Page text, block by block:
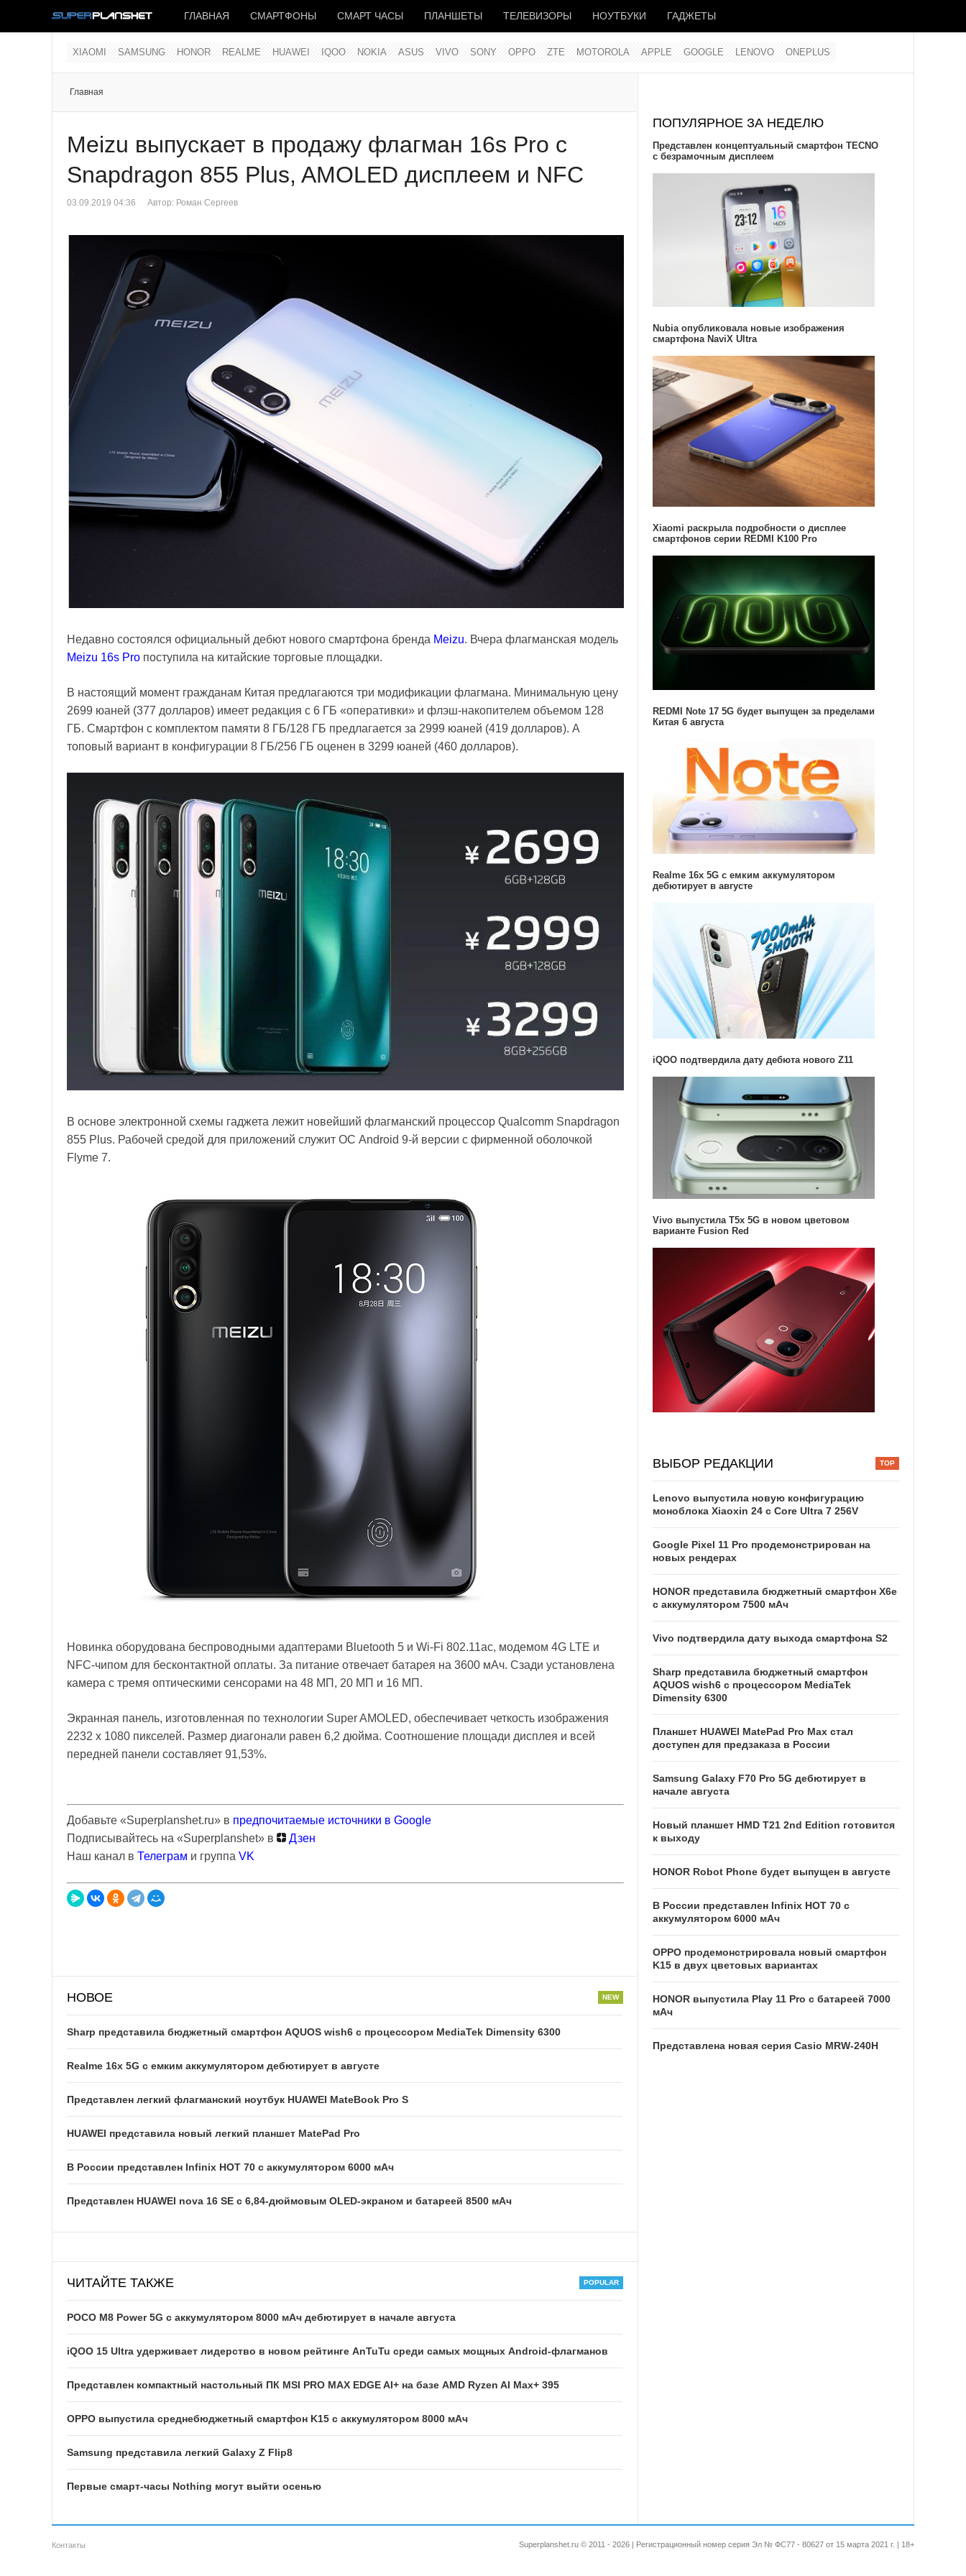
ГЛАВНАЯ СМАРТФОНЫ СМАРТ ЧАСЫ ПЛАНШЕТЫ ТЕЛЕВИЗОРЫ НОУТБУКИ ГАДЖЕТЫ
XIAOMI SAMSUNG HONOR REALME HUAWEI IQOO NOKIA ASUS VIVO SONY OPPO ZTE MOTOROLA APPLE GOOGLE LENOVO ONEPLUS
Главная
Meizu выпускает в продажу флагман 16s Pro с
Snapdragon 855 Plus, AMOLED дисплеем и NFC
03.09.2019 04:36 Автор: Роман Сергеев
Недавно состоялся официальный дебют нового смартфона бренда Meizu. Вчера флагманская модель
Meizu 16s Pro поступила на китайские торговые площадки.
В настоящий момент гражданам Китая предлагаются три модификации флагмана. Минимальную цену
2699 юаней (377 долларов) имеет редакция с 6 ГБ «оперативки» и флэш-накопителем объемом 128
ГБ. Смартфон с комплектом памяти 8 ГБ/128 ГБ предлагается за 2999 юаней (419 долларов). А
топовый вариант в конфигурации 8 ГБ/256 ГБ оценен в 3299 юаней (460 долларов).
В основе электронной схемы гаджета лежит новейший флагманский процессор Qualcomm Snapdragon
855 Plus. Рабочей средой для приложений служит ОС Android 9-й версии с фирменной оболочкой
Flyme 7.
Новинка оборудована беспроводными адаптерами Bluetooth 5 и Wi-Fi 802.11ac, модемом 4G LTE и
NFC-чипом для бесконтактной оплаты. За питание отвечает батарея на 3600 мАч. Сзади установлена
камера с тремя оптическими сенсорами на 48 МП, 20 МП и 16 МП.
Экранная панель, изготовленная по технологии Super AMOLED, обеспечивает четкость изображения
2232 х 1080 пикселей. Размер диагонали равен 6,2 дюйма. Соотношение площади дисплея и всей
передней панели составляет 91,53%.
Добавьте «Superplanshet.ru» в предпочитаемые источники в Google
Подписывайтесь на «Superplanshet» в
Дзен
Наш канал в Телеграм и группа VK
НОВОЕ
Sharp представила бюджетный смартфон AQUOS wish6 с процессором MediaTek Dimensity 6300
Realme 16x 5G с емким аккумулятором дебютирует в августе
Представлен легкий флагманский ноутбук HUAWEI MateBook Pro S
HUAWEI представила новый легкий планшет MatePad Pro
В России представлен Infinix HOT 70 с аккумулятором 6000 мАч
Представлен HUAWEI nova 16 SE с 6,84-дюймовым OLED-экраном и батареей 8500 мАч
ЧИТАЙТЕ ТАКЖЕ
POCO M8 Power 5G с аккумулятором 8000 мАч дебютирует в начале августа
iQOO 15 Ultra удерживает лидерство в новом рейтинге AnTuTu среди самых мощных Android-флагманов
Представлен компактный настольный ПК MSI PRO MAX EDGE AI+ на базе AMD Ryzen AI Max+ 395
OPPO выпустила среднебюджетный смартфон K15 с аккумулятором 8000 мАч
Samsung представила легкий Galaxy Z Flip8
Первые смарт-часы Nothing могут выйти осенью
ПОПУЛЯРНОЕ ЗА НЕДЕЛЮ
Представлен концептуальный смартфон TECNO
с безрамочным дисплеем
Nubia опубликовала новые изображения
смартфона NaviX Ultra
Xiaomi раскрыла подробности о дисплее
смартфонов серии REDMI K100 Pro
REDMI Note 17 5G будет выпущен за пределами
Китая 6 августа
Realme 16x 5G с емким аккумулятором
дебютирует в августе
iQOO подтвердила дату дебюта нового Z11
Vivo выпустила T5x 5G в новом цветовом
варианте Fusion Red
ВЫБОР РЕДАКЦИИ
Lenovo выпустила новую конфигурацию
моноблока Xiaoxin 24 с Core Ultra 7 256V
Google Pixel 11 Pro продемонстрирован на
новых рендерах
HONOR представила бюджетный смартфон X6e
с аккумулятором 7500 мАч
Vivo подтвердила дату выхода смартфона S2
Sharp представила бюджетный смартфон
AQUOS wish6 с процессором MediaTek
Dimensity 6300
Планшет HUAWEI MatePad Pro Max стал
доступен для предзаказа в России
Samsung Galaxy F70 Pro 5G дебютирует в
начале августа
Новый планшет HMD T21 2nd Edition готовится
к выходу
HONOR Robot Phone будет выпущен в августе
В России представлен Infinix HOT 70 с
аккумулятором 6000 мАч
OPPO продемонстрировала новый смартфон
K15 в двух цветовых вариантах
HONOR выпустила Play 11 Pro с батареей 7000
мАч
Представлена новая серия Casio MRW-240H
Контакты Superplanshet.ru © 2011 - 2026 | Регистрационный номер серия Эл № ФС77 - 80627 от 15 марта 2021 г. | 18+